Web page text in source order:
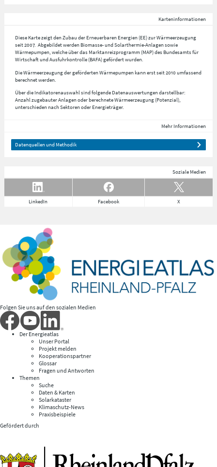
Karteninformationen
Diese Karte zeigt den Zubau der Erneuerbaren Energien (EE) zur Wärmeerzeugung
seit 2007. Abgebildet werden Biomasse- und Solarthermie-Anlagen sowie
Wärmepumpen, welche über das Marktanreizprogramm (MAP) des Bundesamts für
Wirtschaft und Ausfuhrkontrolle (BAFA) gefördert wurden.
Die Wärmeerzeugung der geförderten Wärmepumpen kann erst seit 2010 umfassend
berechnet werden.
Über die Indikatorenauswahl sind folgende Datenauswertungen darstellbar:
Anzahl zugebauter Anlagen oder berechnete Wärmeerzeugung (Potenzial),
unterschieden nach Sektoren oder Energieträger.
Mehr Informationen
Datenquellen und Methodik
Soziale Medien
LinkedIn Facebook X
Folgen Sie uns auf den sozialen Medien
Der Energieatlas
Unser Portal
Projekt melden
Kooperationspartner
Glossar
Fragen und Antworten
Themen
Suche
Daten & Karten
Solarkataster
Klimaschutz-News
Praxisbeispiele
Gefördert durch